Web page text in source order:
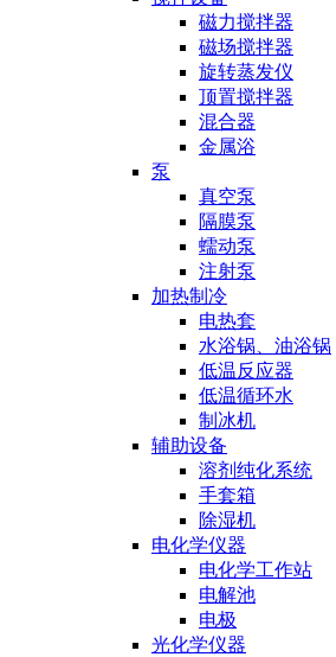
磁力搅拌器
磁场搅拌器
旋转蒸发仪
顶置搅拌器
混合器
金属浴
泵
真空泵
隔膜泵
蠕动泵
注射泵
加热制冷
电热套
水浴锅、油浴锅
低温反应器
低温循环水
制冰机
辅助设备
溶剂纯化系统
手套箱
除湿机
电化学仪器
电化学工作站
电解池
电极
光化学仪器